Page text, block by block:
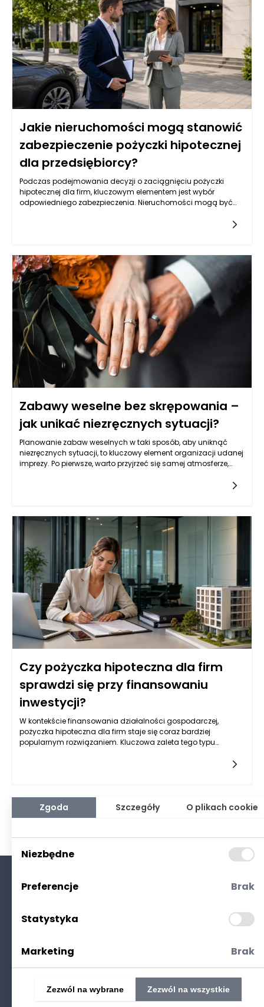
Jakie nieruchomości mogą stanowić
zabezpieczenie pożyczki hipotecznej
dla przedsiębiorcy?
Podczas podejmowania decyzji o zaciągnięciu pożyczki
hipotecznej dla firm, kluczowym elementem jest wybór
odpowiedniego zabezpieczenia. Nieruchomości mogą być
wykorzystywania w kontekście uzyskiwania pożyczek.
Kluczowym czynnikiem jest ich wartość rynkowa,
przyszłościowe możliwości zysku oraz rodzaj biznesu, który
przedsiębiorca prowadzi.
Zabawy weselne bez skrępowania –
jak unikać niezręcznych sytuacji?
Planowanie zabaw weselnych w taki sposób, aby uniknąć
niezręcznych sytuacji, to kluczowy element organizacji udanej
imprezy. Po pierwsze, warto przyjrzeć się samej atmosferze,
muzyki, która będzie zróżnicowana i odpowiadająca gustom
będą mieli ochotę zarówno do tańca, jak i do wspólnej
zabawy. Ważne jest, aby zrozumieć, jakie gatunki muzyczne
przyciągają najwięcej osób na parkiet, oraz zidentyfikować
potencjalnie kontrowersyjne utwory, które mogą wywołać
nieprzyjemne sytuacje.
Czy pożyczka hipoteczna dla firm
sprawdzi się przy finansowaniu
inwestycji?
W kontekście finansowania działalności gospodarczej,
pożyczka hipoteczna dla firm staje się coraz bardziej
popularnym rozwiązaniem. Kluczowa zaleta tego typu
oprocentowań, które są typowe dla kredytów zabezpieczonych
udzielenia dużych kwot, co pozwala na realizację poważnych
inwestycji. Przykładowo, przedsiębiorcy mogą w ten sposób
sfinansować budowę nowych obiektów, modernizację
Wysokość pożyczki jest ściśle powiązana z wartością
nieruchomości, co stwarza korzystny układ dla osób
posiadających odpowiednie zabezpieczenie w postaci
Polityka prywatności
Zgoda Szczegóły O plikach cookie
Niezbędne
Preferencje Brak
Statystyka
Marketing Brak
Zezwól na wybrane Zezwól na wszystkie